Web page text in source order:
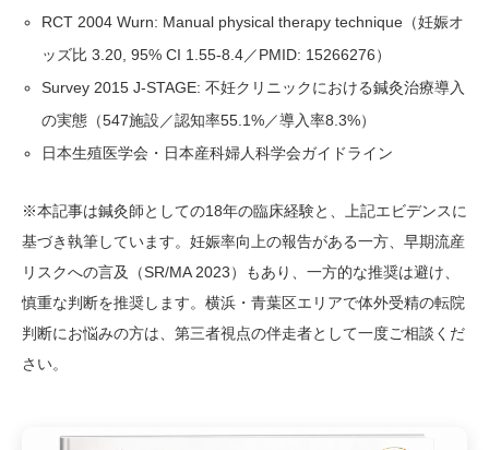
RCT 2004 Wurn: Manual physical therapy technique（妊娠オ
ッズ比 3.20, 95% CI 1.55-8.4／PMID: 15266276）
Survey 2015 J-STAGE: 不妊クリニックにおける鍼灸治療導入
の実態（547施設／認知率55.1%／導入率8.3%）
日本生殖医学会・日本産科婦人科学会ガイドライン
※本記事は鍼灸師としての18年の臨床経験と、上記エビデンスに
基づき執筆しています。妊娠率向上の報告がある一方、早期流産
リスクへの言及（SR/MA 2023）もあり、一方的な推奨は避け、
慎重な判断を推奨します。横浜・青葉区エリアで体外受精の転院
判断にお悩みの方は、第三者視点の伴走者として一度ご相談くだ
さい。